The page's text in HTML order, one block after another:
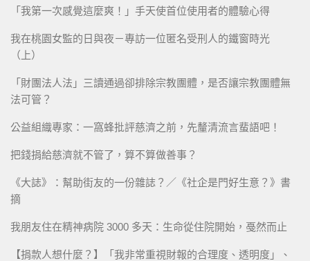
「我第一次感覺這麼爽！」手天使首位使用者的體驗心得
我在桃園女監的日與夜－專訪一位匿名受刑人的鐵窗時光
（上）
「財團法人法」三讀通過卻排除宗教團體，是否讓宗教團體無
法可管？
公益組織專家：一窩蜂批評慈濟之前，先釐清流言蜚語吧！
把錢捐給慈濟就不管了，算不算做善事？
《大誌》：幫助街友的一份雜誌？／《社企是門好生意？》書
摘
我朋友住在精神病院 3000 多天：生命從住院開始，戞然而止
【捐款人想什麼？】「我非常重視財報的合理度、透明度」、